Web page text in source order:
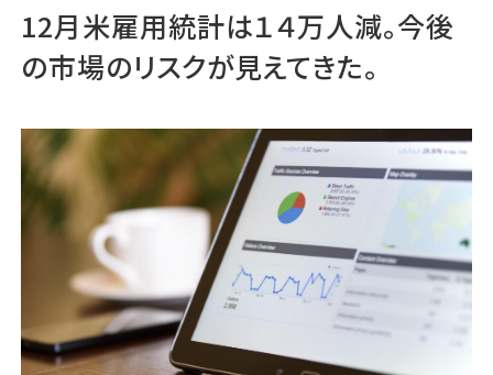
無料講座
コラム
無料ご相談 ログイン
運営会社
ファミリーオフィスとは
関連書籍
メールマガジン登録
12月米雇用統計は１４万人減。今後
の市場のリスクが見えてきた。